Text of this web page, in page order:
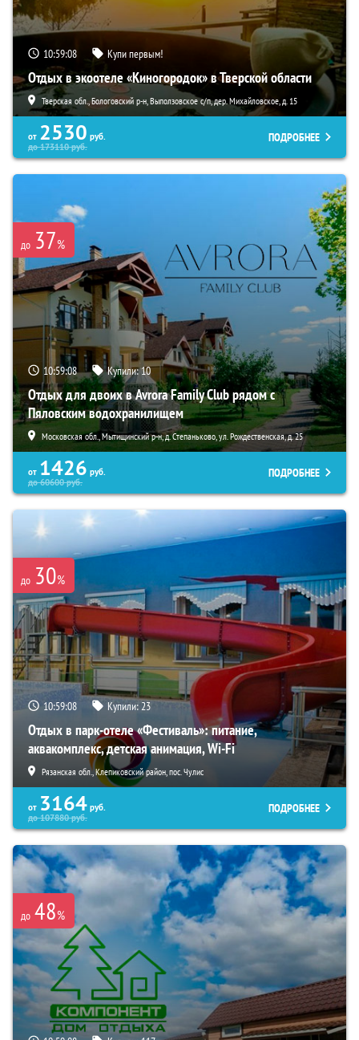
10:59:07 Купи первым!
Отдых в экоотеле «Киногородок» в Тверской области
Тверская обл., Бологовский р-н, Выползовское с/п, дер. Михайловское, д. 15
от 2530 руб.
до173110руб.
ПОДРОБНЕЕ
до 37%
10:59:07 Купили:10
Отдых для двоих в Avrora Family Club рядом с
Пяловским водохранилищем
Московская обл., Мытищинский р-н, д. Степаньково, ул. Рождественская, д. 25
от 1426 руб.
до60600руб.
ПОДРОБНЕЕ
до 30%
10:59:07 Купили:23
Отдых в парк-отеле «Фестиваль»: питание,
аквакомплекс, детская анимация, Wi-Fi
Рязанская обл., Клепиковский район, пос. Чулис
от 3164 руб.
до107880руб.
ПОДРОБНЕЕ
до 48%